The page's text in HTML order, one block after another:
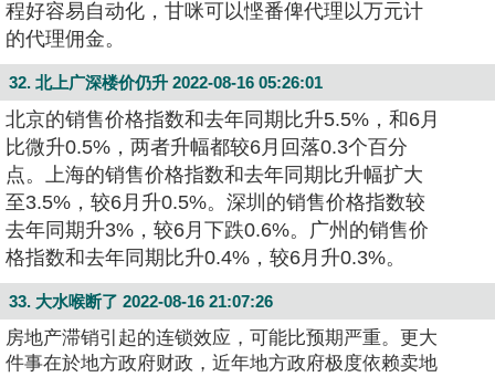
程好容易自动化，甘咪可以悭番俾代理以万元计
的代理佣金。
32. 北上广深楼价仍升 2022-08-16 05:26:01
北京的销售价格指数和去年同期比升5.5%，和6月
比微升0.5%，两者升幅都较6月回落0.3个百分
点。上海的销售价格指数和去年同期比升幅扩大
至3.5%，较6月升0.5%。深圳的销售价格指数较
去年同期升3%，较6月下跌0.6%。广州的销售价
格指数和去年同期比升0.4%，较6月升0.3%。
33. 大水喉断了 2022-08-16 21:07:26
房地产滞销引起的连锁效应，可能比预期严重。更大
件事在於地方政府财政，近年地方政府极度依赖卖地